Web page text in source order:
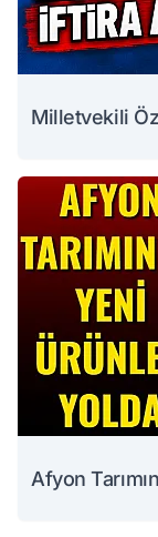
Milletvekili
Afyon